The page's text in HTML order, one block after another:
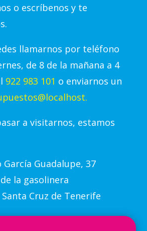
o escríbenos y te
llamarnos por teléfono
de 8 de la mañana a 4
922 983 101 o enviarnos un
a visitarnos, estamos
García Guadalupe, 37
la gasolinera
Santa Cruz de Tenerife